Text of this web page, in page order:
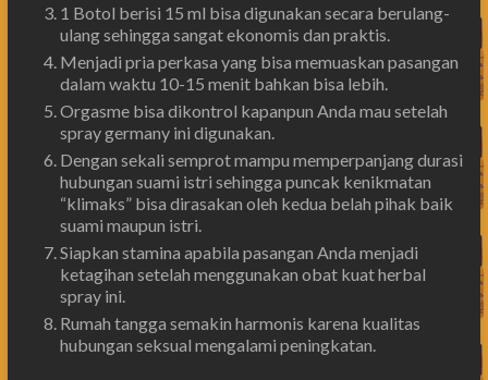
1 Botol berisi 15 ml bisa digunakan secara berulang-
ulang sehingga sangat ekonomis dan praktis.
Menjadi pria perkasa yang bisa memuaskan pasangan
dalam waktu 10-15 menit bahkan bisa lebih.
Orgasme bisa dikontrol kapanpun Anda mau setelah
spray germany ini digunakan.
Dengan sekali semprot mampu memperpanjang durasi
hubungan suami istri sehingga puncak kenikmatan
“klimaks” bisa dirasakan oleh kedua belah pihak baik
suami maupun istri.
Siapkan stamina apabila pasangan Anda menjadi
ketagihan setelah menggunakan obat kuat herbal
spray ini.
Rumah tangga semakin harmonis karena kualitas
hubungan seksual mengalami peningkatan.